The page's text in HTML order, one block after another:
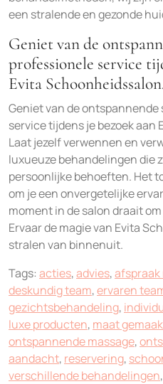
een stralende en gezonde
Geniet van de
professionele service
Evita
Geniet van de
service tijdens je bezoek aan
Laat jezelf verwennen en
luxueuze behandelingen die
persoonlijke behoeften. Het
om je een onvergetelijke
moment in de salon draait
Ervaar de magie van Evita
stralen van binnenuit.
Tags: acties,advies,afspraak
deskundig team,ervaren
gezichtsbehandeling,
luxe producten, maat
ontspannende massage,
aandacht, reservering,
verschillende behandelingen,